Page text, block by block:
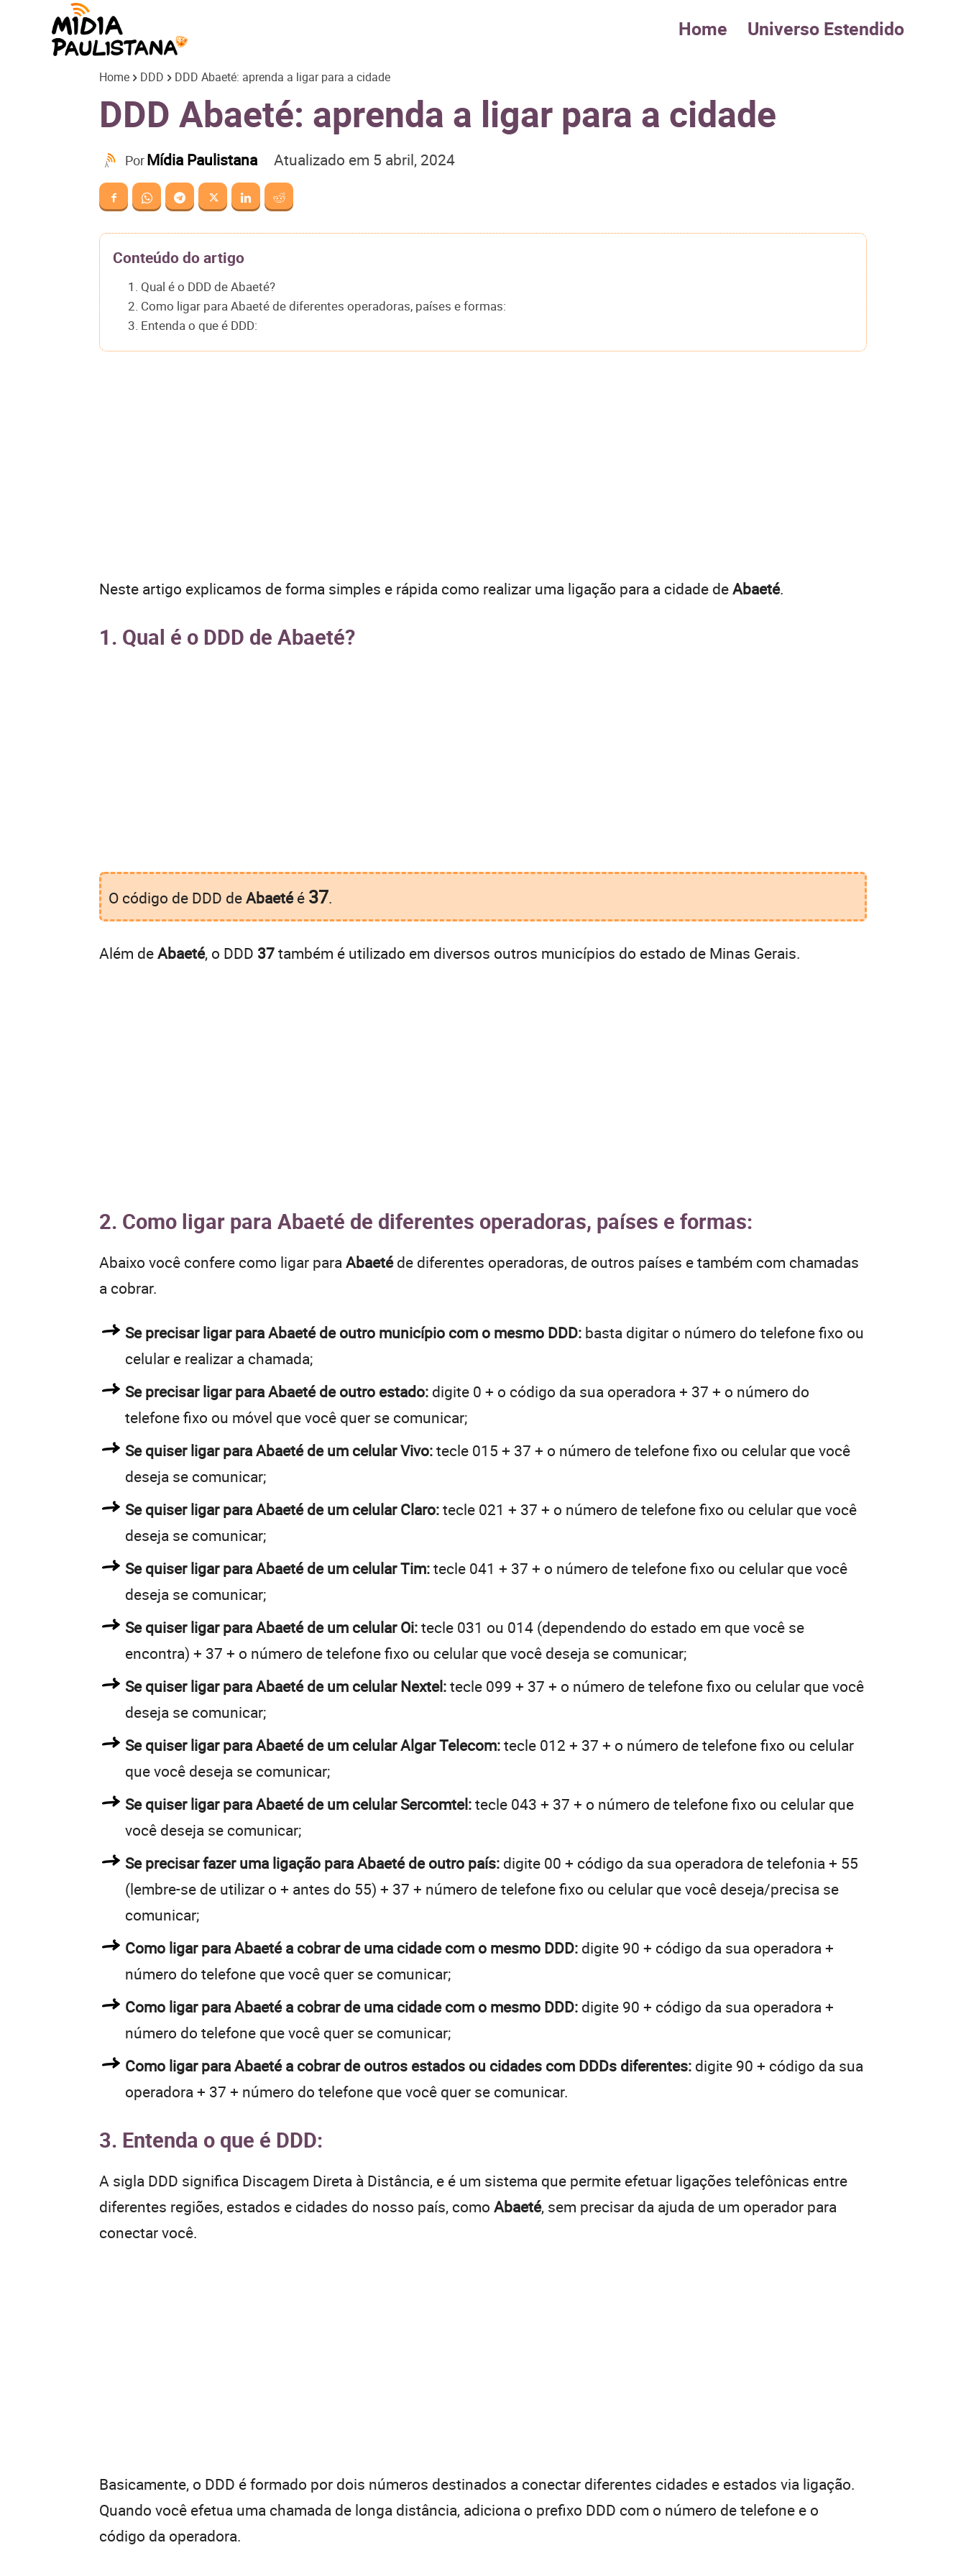
Paulistana
Home Universo Estendido
Home DDD DDD Abaeté: aprenda a ligar para a cidade
DDD Abaeté: aprenda a ligar para a cidade
PorMídia Paulistana Atualizado em 5 abril, 2024
Conteúdo do artigo
1. Qual é o DDD de Abaeté?
2. Como ligar para Abaeté de diferentes operadoras, países e formas:
3. Entenda o que é DDD:
Neste artigo explicamos de forma simples e rápida como realizar uma ligação para a cidade deAbaeté.
1. Qual é o DDD de Abaeté?
O código de DDD deAbaetéé 37.
Além deAbaeté, o DDD 37também é utilizado em diversos outros municípios do estado de Minas Gerais.
2. Como ligar para Abaeté de diferentes operadoras, países e formas:
Abaixo você confere como ligar paraAbaetéde diferentes operadoras, de outros países e também com chamadas
a cobrar.
Se precisar ligar para Abaeté de outro município com o mesmo DDD: basta digitar o número do telefone fixo ou
celular e realizar a chamada;
Se precisar ligar para Abaeté de outro estado: digite 0 + o código da sua operadora + 37 + o número do
telefone fixo ou móvel que você quer se comunicar;
Se quiser ligar para Abaeté de um celular Vivo:tecle 015 + 37 + o número de telefone fixo ou celular que você
deseja se comunicar;
Se quiser ligar para Abaeté de um celular Claro:tecle 021 + 37 + o número de telefone fixo ou celular que você
deseja se comunicar;
Se quiser ligar para Abaeté de um celular Tim:tecle 041 + 37 + o número de telefone fixo ou celular que você
deseja se comunicar;
Se quiser ligar para Abaeté de um celular Oi:tecle 031 ou 014 (dependendo do estado em que você se
encontra) + 37 + o número de telefone fixo ou celular que você deseja se comunicar;
Se quiser ligar para Abaeté de um celular Nextel:tecle 099 + 37 + o número de telefone fixo ou celular que você
deseja se comunicar;
Se quiser ligar para Abaeté de um celular Algar Telecom:tecle 012 + 37 + o número de telefone fixo ou celular
que você deseja se comunicar;
Se quiser ligar para Abaeté de um celular Sercomtel:tecle 043 + 37 + o número de telefone fixo ou celular que
você deseja se comunicar;
Se precisar fazer uma ligação para Abaeté de outro país: digite 00 + código da sua operadora de telefonia + 55
(lembre-se de utilizar o + antes do 55) + 37 + número de telefone fixo ou celular que você deseja/precisa se
comunicar;
Como ligar para Abaeté a cobrar de uma cidade com o mesmo DDD: digite 90 + código da sua operadora +
número do telefone que você quer se comunicar;
Como ligar para Abaeté a cobrar de uma cidade com o mesmo DDD: digite 90 + código da sua operadora +
número do telefone que você quer se comunicar;
Como ligar para Abaeté a cobrar de outros estados ou cidades com DDDs diferentes: digite 90 + código da sua
operadora + 37 + número do telefone que você quer se comunicar.
3. Entenda o que é DDD:
A sigla DDD significa Discagem Direta à Distância, e é um sistema que permite efetuar ligações telefônicas entre
diferentes regiões, estados e cidades do nosso país, como Abaeté, sem precisar da ajuda de um operador para
conectar você.
Basicamente, o DDD é formado por dois números destinados a conectar diferentes cidades e estados via ligação.
Quando você efetua uma chamada de longa distância, adiciona o prefixo DDD com o número de telefone e o
código da operadora.